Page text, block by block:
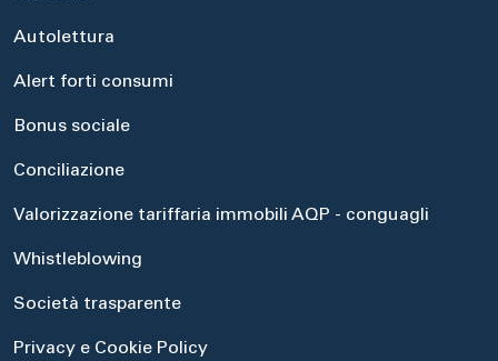
Autolettura
Alert forti consumi
Bonus sociale
Conciliazione
Valorizzazione tariffaria immobili AQP - conguagli
Whistleblowing
Società trasparente
Privacy e Cookie Policy